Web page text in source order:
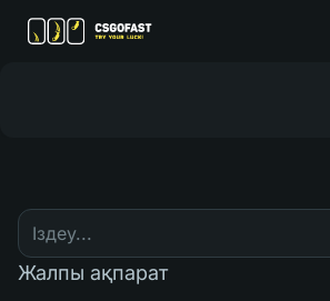
Жалпы ақпарат